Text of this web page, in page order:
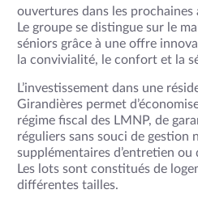
ouvertures dans les prochaines
Le groupe se distingue sur le
séniors grâce à une offre
la convivialité, le confort et la
L’investissement dans une
Girandières permet
régime fiscal des LMNP, de
réguliers sans souci de gestion
supplémentaires d’entretien ou
Les lots sont constitués de
différentes tailles.